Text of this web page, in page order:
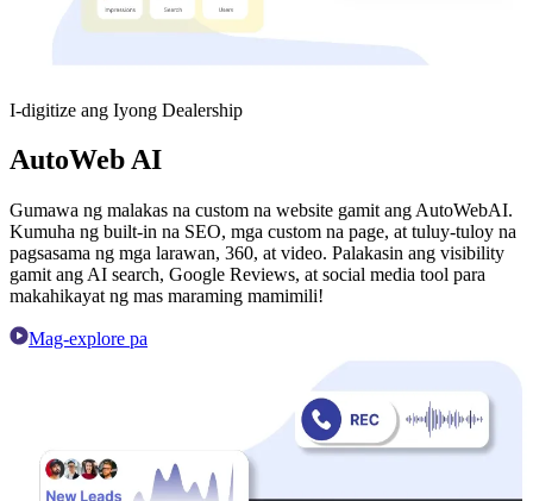
I-digitize ang Iyong Dealership
AutoWeb AI
Gumawa ng malakas na custom na website gamit ang AutoWebAI.
Kumuha ng built-in na SEO, mga custom na page, at tuluy-tuloy na
pagsasama ng mga larawan, 360, at video. Palakasin ang visibility
gamit ang AI search, Google Reviews, at social media tool para
makahikayat ng mas maraming mamimili!
Mag-explore pa